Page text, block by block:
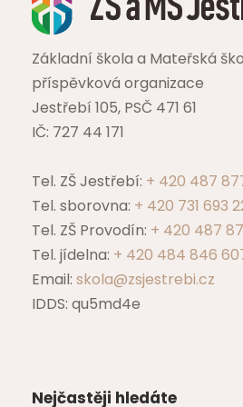
Základní škola a Mateřská
příspěvková organizace
Jestřebí 105, PSČ 471 61
IČ: 727 44 171
Tel. ZŠ Jestřebí: + 420 487
Tel. sborovna: + 420 731 693
Tel. ZŠ Provodín: + 420 487
Tel. jídelna: + 420 484 846
Email: skola@zsjestrebi.cz
IDDS: qu5md4e
Nejčastěji hledáte